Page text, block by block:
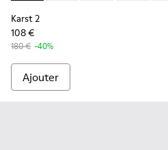
Karst 2
108 €
180 € -40%
Ajouter